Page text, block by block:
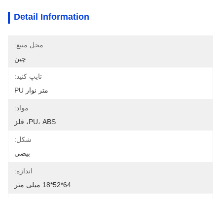
Detail Information
محل منبع:
چین
تایپ کنید:
متر نوار PU
مواد:
PU، ABS، فلز
شکل:
بیضی
اندازه:
64*52*18 میلی متر